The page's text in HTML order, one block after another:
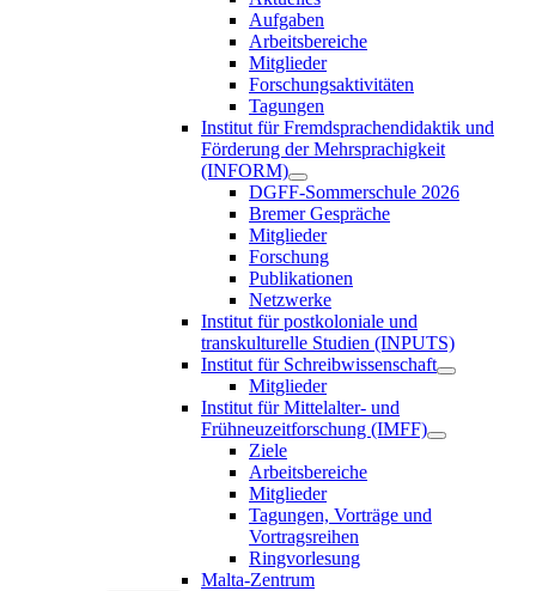
Aufgaben
Arbeitsbereiche
Mitglieder
Forschungsaktivitäten
Tagungen
Institut für Fremdsprachendidaktik und
Förderung der Mehrsprachigkeit
(INFORM)
DGFF-Sommerschule 2026
Bremer Gespräche
Mitglieder
Forschung
Publikationen
Netzwerke
Institut für postkoloniale und
transkulturelle Studien (INPUTS)
Institut für Schreibwissenschaft
Mitglieder
Institut für Mittelalter- und
Frühneuzeitforschung (IMFF)
Ziele
Arbeitsbereiche
Mitglieder
Tagungen, Vorträge und
Vortragsreihen
Ringvorlesung
Malta-Zentrum